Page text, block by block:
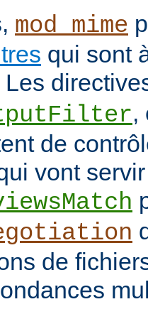
mod_mime
qui sont
,
de
vont
de